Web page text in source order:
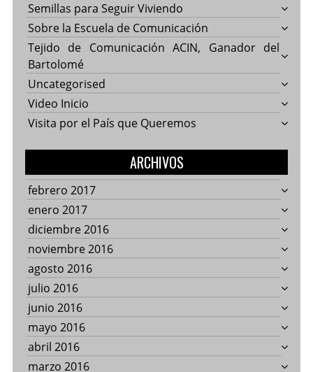
Semillas para Seguir Viviendo
Sobre la Escuela de Comunicación
Tejido de Comunicación ACIN, Ganador del
Bartolomé
Uncategorised
Video Inicio
Visita por el País que Queremos
ARCHIVOS
febrero 2017
enero 2017
diciembre 2016
noviembre 2016
agosto 2016
julio 2016
junio 2016
mayo 2016
abril 2016
marzo 2016